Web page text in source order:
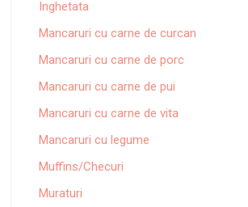
Inghetata
Mancaruri cu carne de curcan
Mancaruri cu carne de porc
Mancaruri cu carne de pui
Mancaruri cu carne de vita
Mancaruri cu legume
Muffins/Checuri
Muraturi